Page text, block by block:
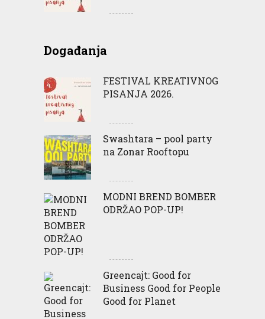
Događanja
FESTIVAL KREATIVNOG
PISANJA 2026.
Swashtara – pool party
na Zonar Rooftopu
MODNI BREND BOMBER
ODRŽAO POP-UP!
Greencajt: Good for
Business Good for People
Good for Planet